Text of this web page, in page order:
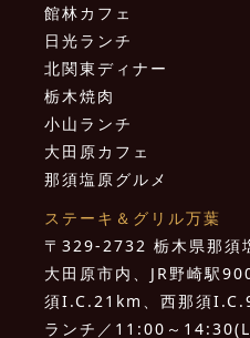
館林カフェ
日光ランチ
北関東ディナー
栃木焼肉
小山ランチ
大田原カフェ
那須塩原グルメ
ステーキ＆グリル万葉
〒329-2732 栃木県那須
大田原市内、JR野崎駅
須I.C.21km、西那須
ランチ／11:00～